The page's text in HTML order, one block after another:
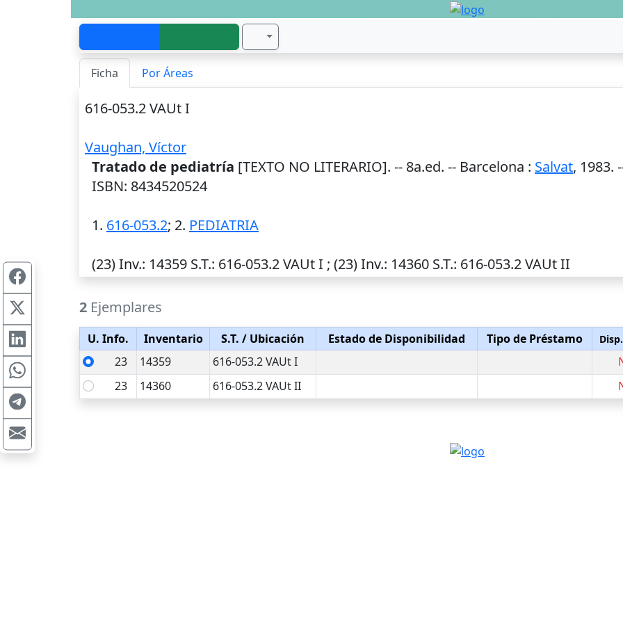
Ficha Por Áreas
616-053.2 VAUt I
Vaughan, Víctor
Tratado de pediatría [TEXTO NO LITERARIO]. -- 8a.ed. -- Barcelona : Salvat, 1983.
ISBN: 8434520524
1. 616-053.2; 2. PEDIATRIA
(23)Inv.: 14359 S.T.: 616-053.2 VAUt I ; (23)Inv.: 14360 S.T.: 616-053.2 VAUt II
2 Ejemplares
U. Info. Inventario S.T. / Ubicación Estado de Disponibilidad Tipo de Préstamo
23 14359 616-053.2 VAUt I
23
14360 616-053.2 VAUt II